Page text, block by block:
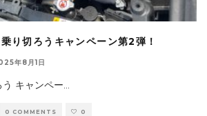
り切ろうキャンペーン第2弾！
年8月1日
キャンペー
0 COMMENTS 0